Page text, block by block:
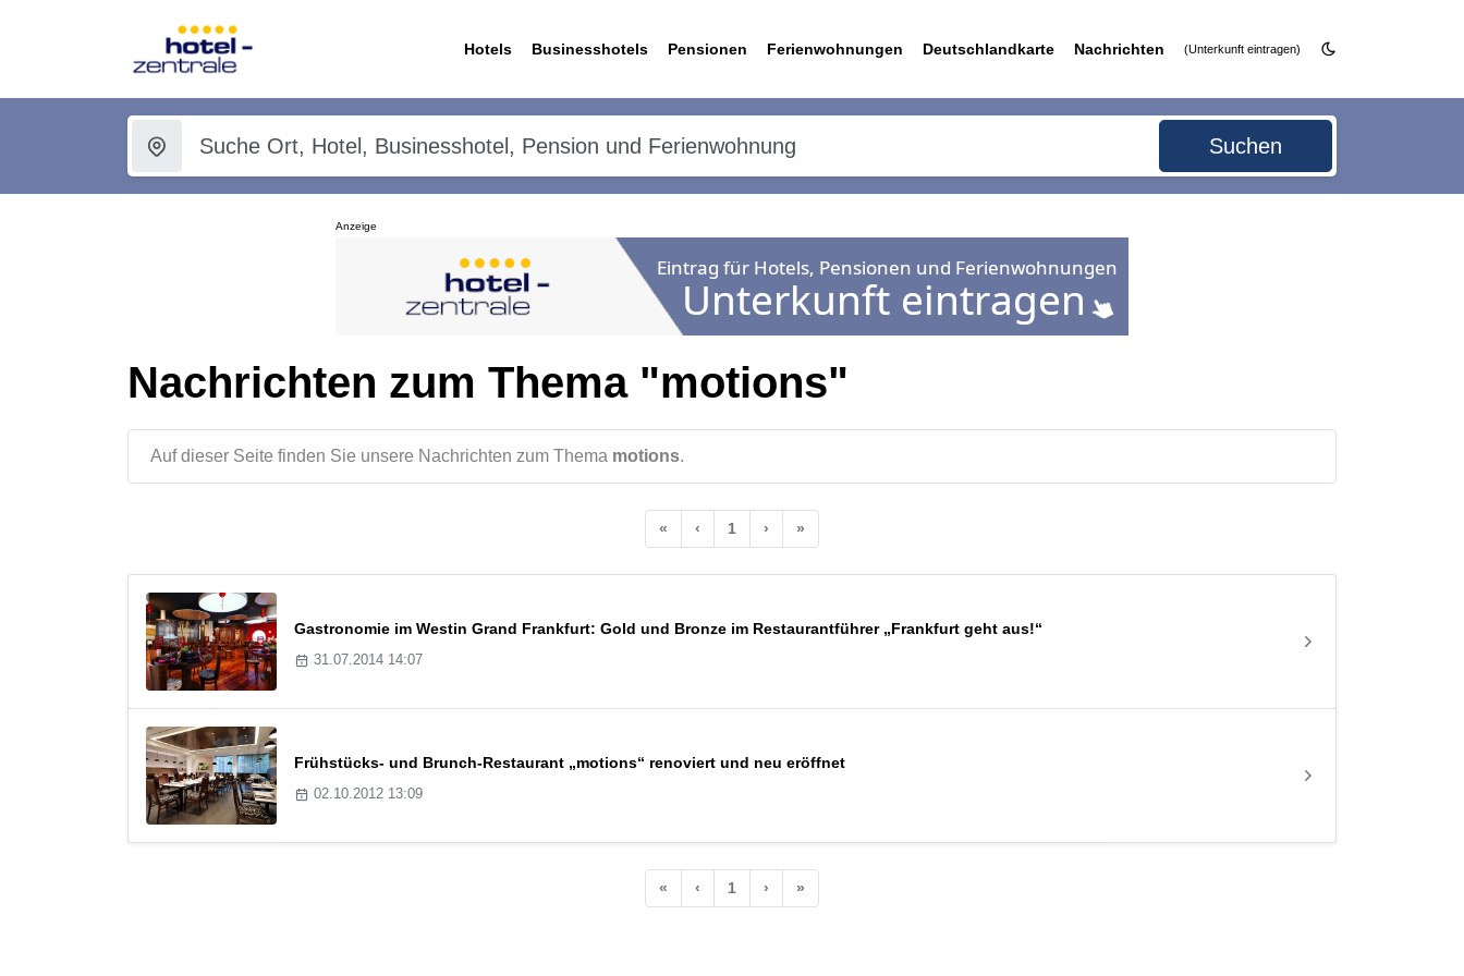
Hotels Businesshotels Pensionen Ferienwohnungen Deutschlandkarte Nachrichten (Unterkunft eintragen)
Suchen
Anzeige
Nachrichten zum Thema "motions"
Auf dieser Seite finden Sie unsere Nachrichten zum Thema motions.
« ‹ 1 › »
Gastronomie im Westin Grand Frankfurt: Gold und Bronze im Restaurantführer „Frankfurt geht aus!“
31.07.2014 14:07
Frühstücks- und Brunch-Restaurant „motions“ renoviert und neu eröffnet
02.10.2012 13:09
« ‹ 1 › »